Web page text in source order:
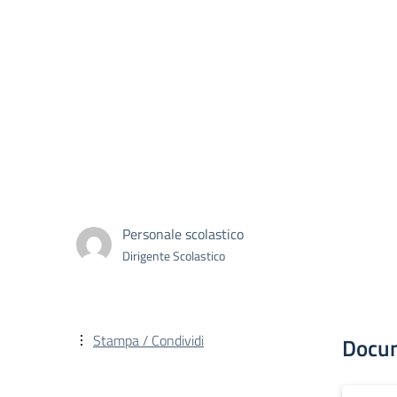
Personale scolastico
Dirigente Scolastico
Stampa / Condividi